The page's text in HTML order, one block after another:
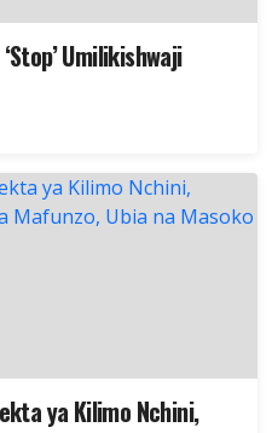
Umilikishwaji
ya Kilimo Nchini,